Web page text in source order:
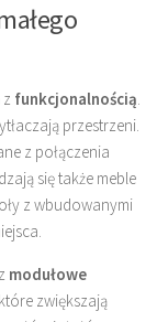
z funkcjonalnością
przestrzeni.
z połączenia
się także meble
z wbudowanymi
modułowe
zwiększają